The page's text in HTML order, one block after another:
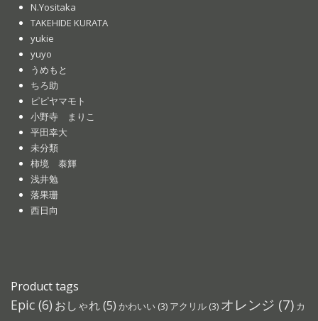
N.Yositaka
TAKEHIDE KURATA
yukie
yuyo
うめもと
ちろ助
ピピヤマモト
小野寺 まりこ
平田幸大
未分類
柿境 泰輝
浅井勉
落果珊
西日向
Product tags
Epic (6) おしゃれ(5) かわいい (3) アクリル (3) オレンジ (7) カ